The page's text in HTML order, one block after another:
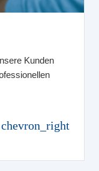
Kunden
chevron_right